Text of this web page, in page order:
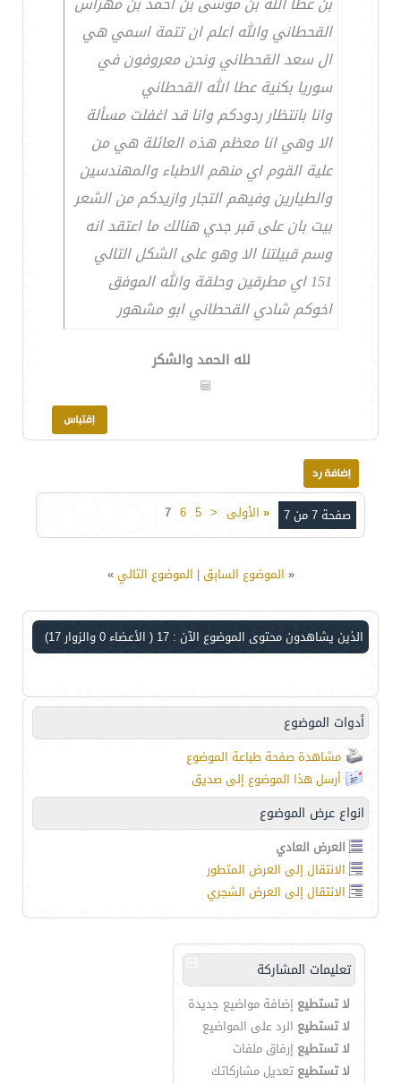
القحطاني والله اعلم ان تتمة اسمي هي
ال سعد القحطاني ونحن معروفون في
سوريا بكنية عطا الله القحطاني
وانا بانتظار ردودكم وانا قد اغفلت مسألة
الا وهي انا معظم هذه العائلة هي من
علية القوم اي منهم الاطباء والمهندسين
والطيارين وفيهم التجار وازيدكم من الشعر
بيت بان على قبر جدي هنالك ما اعتقد انه
وسم قبيلتنا الا وهو على الشكل التالي
151 اي مطرقين وحلقة والله الموفق
اخوكم شادي القحطاني ابو مشهور
لله الحمد والشكر
صفحة 7 من 7 « الأولى <
5
6
7
« الموضوع السابق| الموضوع التالي»
الذين يشاهدون محتوى الموضوع الآن : 17 ( الأعضاء 0 والزوار 17)
أدوات الموضوع
مشاهدة صفحة طباعة الموضوع
أرسل هذا الموضوع إلى صديق
انواع عرض الموضوع
العرض العادي
الانتقال إلى العرض المتطور
الانتقال إلى العرض الشجري
تعليمات المشاركة
لا تستطيع إضافة مواضيع جديدة
لا تستطيع الرد على المواضيع
لا تستطيع إرفاق ملفات
لا تستطيع تعديل مشاركاتك